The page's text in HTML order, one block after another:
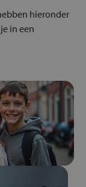
hieronder
in een